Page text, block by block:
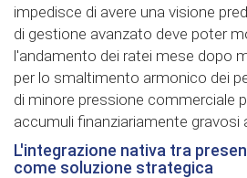
impedisce di avere una visione
di gestione avanzato deve poter
l'andamento dei ratei mese dopo
per lo smaltimento armonico dei
di minore pressione commerciale
accumuli finanziariamente gravosi
L'integrazione nativa tra
come soluzione strategica